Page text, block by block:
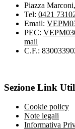
Piazza
Tel: 0421
Email:
PEC:
mail
C.F.:
Sezione Link
Cookie policy
Note legali
Informativa